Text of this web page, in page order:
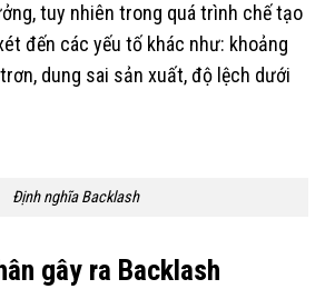
tuy nhiên trong quá trình chế tạo
đến các yếu tố khác như: khoảng
dung sai sản xuất, độ lệch dưới
Định nghĩa Backlash
gây ra Backlash